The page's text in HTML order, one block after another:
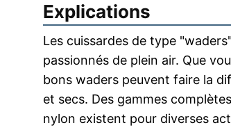
Explications
Les cuissardes de type
passionnés de plein air. Que
bons waders peuvent faire la
et secs. Des gammes
nylon existent pour diverses